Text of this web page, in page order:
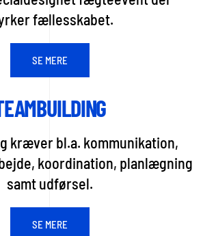
fællesskabet.
SE MERE
kræver bl.a. kommunikation,
koordination, planlægning
samt udførsel.
SE MERE